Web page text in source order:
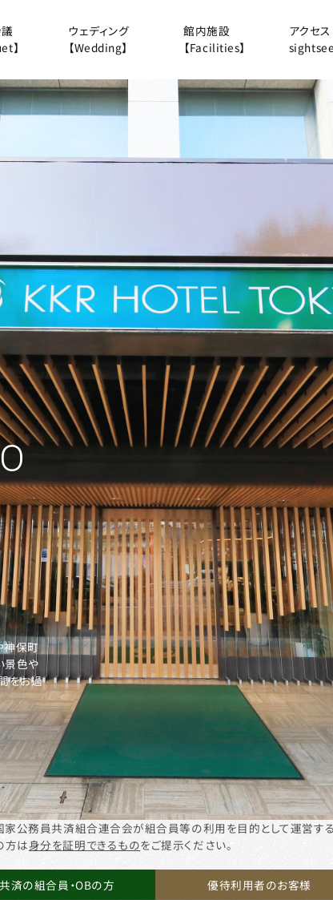
】
ウェディング
【Wedding】
館内施設
【Facilities】
アクセ
神保町
景色や
をお過
公務員共済組合連合会が組合員等の利用を目的として運営する
方は身分を証明できるものをご提示ください。
済の組合員・OBの方 優待利用者のお客様